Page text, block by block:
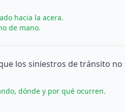
hacia la acera.
de mano.
los siniestros de tránsito no
dónde y por qué ocurren.